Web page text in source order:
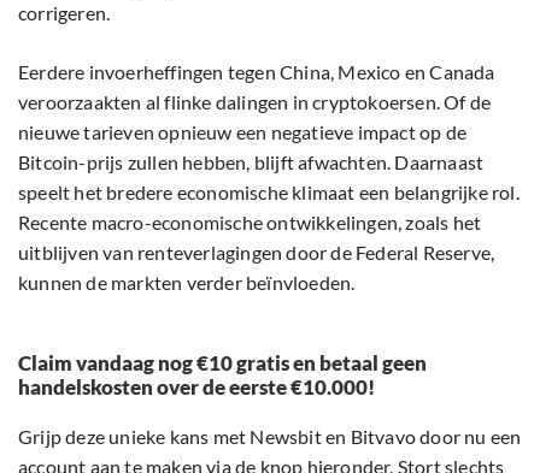
corrigeren.
Eerdere invoerheffingen tegen China, Mexico en Canada
veroorzaakten al flinke dalingen in cryptokoersen. Of de
nieuwe tarieven opnieuw een negatieve impact op de
Bitcoin-prijs zullen hebben, blijft afwachten. Daarnaast
speelt het bredere economische klimaat een belangrijke rol.
Recente macro-economische ontwikkelingen, zoals het
uitblijven van renteverlagingen door de Federal Reserve,
kunnen de markten verder beïnvloeden.
Claim vandaag nog €10 gratis en betaal geen
handelskosten over de eerste €10.000!
Grijp deze unieke kans met Newsbit en Bitvavo door nu een
account aan te maken via de knop hieronder. Stort slechts